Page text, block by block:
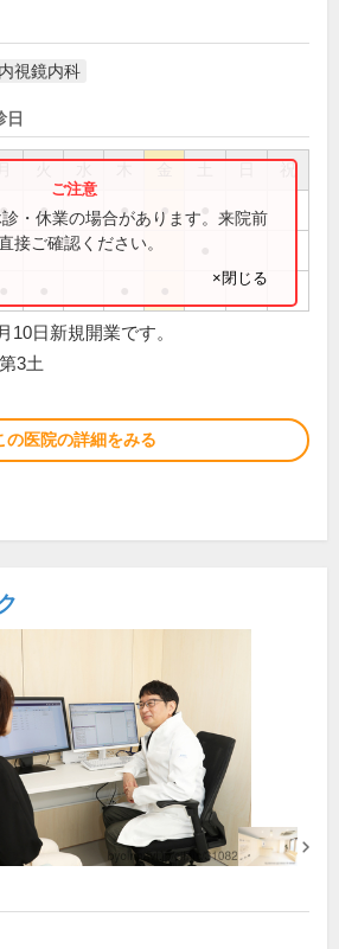
内視鏡内科
日
祝
● ● ● ●
・休業の場合があります。来院前
接ご確認ください。
×閉じる
10日新規開業です。
3土
の医院の詳細をみる